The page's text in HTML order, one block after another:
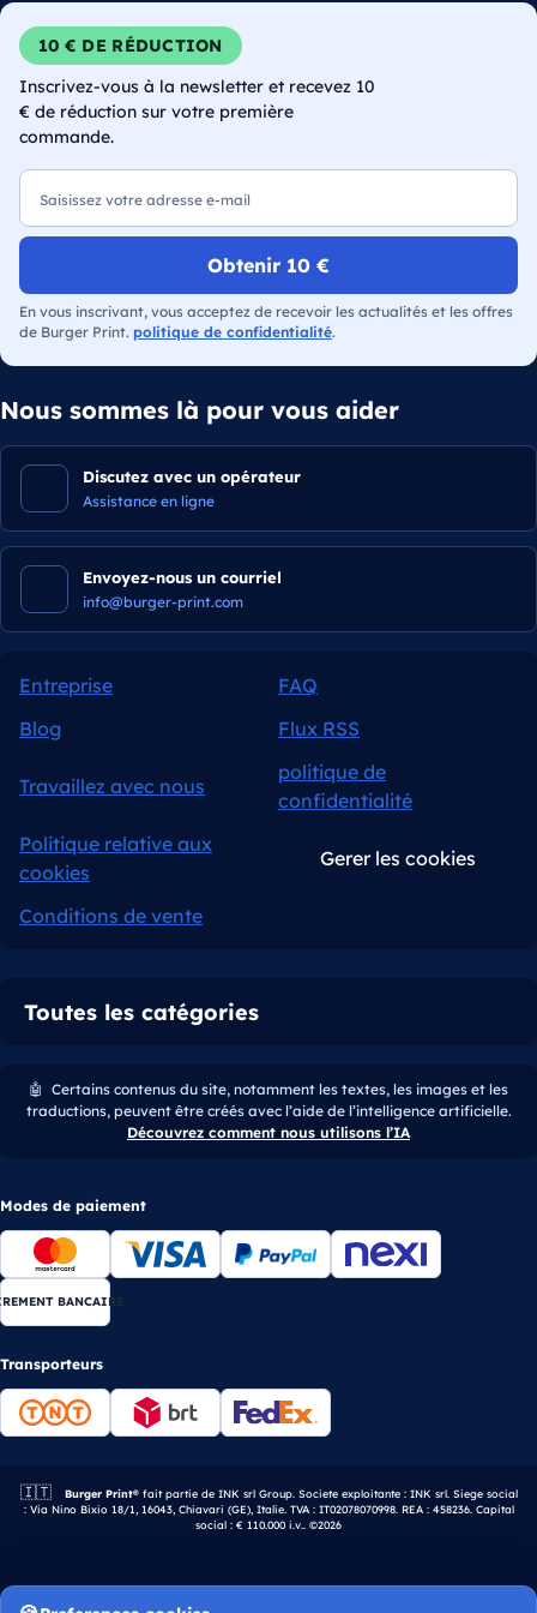
10 € DE RÉDUCTION
Inscrivez-vous à la newsletter et recevez 10
€ de réduction sur votre première
commande.
E-mail
Obtenir 10 €
En vous inscrivant, vous acceptez de recevoir les actualités et les offres
de Burger Print. politique de confidentialité.
Nous sommes là pour vous aider
Discutez avec un opérateur
Assistance en ligne
Envoyez-nous un courriel
info@burger-print.com
Entreprise
FAQ
Blog
Flux RSS
Travaillez avec nous
politique de
confidentialité
Politique relative aux
cookies
Gerer les cookies
Conditions de vente
Toutes les catégories
🤖 Certains contenus du site, notamment les textes, les images et les
traductions, peuvent être créés avec l’aide de l’intelligence artificielle.
Découvrez comment nous utilisons l’IA
Modes de paiement
BANCAIRE
Transporteurs
🇮🇹 Entreprise italienne.
Burger Print®fait partie de INK srl Group. Societe exploitante : INK srl. Siege social
: Via Nino Bixio 18/1, 16043, Chiavari (GE), Italie. TVA : IT02078070998. REA : 458236. Capital
social : € 110.000 i.v.. ©2026